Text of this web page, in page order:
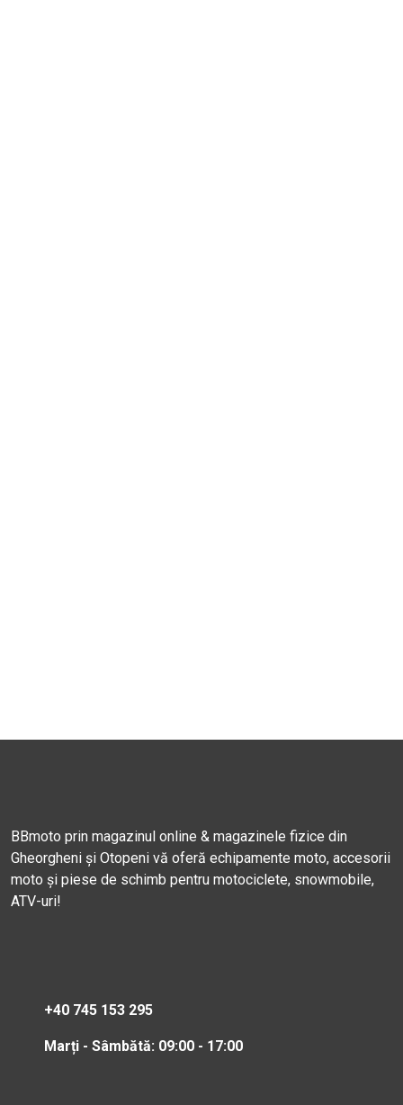
BBmoto prin magazinul online & magazinele fizice din
Gheorgheni și Otopeni vă oferă echipamente moto, accesorii
moto și piese de schimb pentru motociclete, snowmobile,
ATV-uri!
+40 745 153 295
Marți - Sâmbătă: 09:00 - 17:00